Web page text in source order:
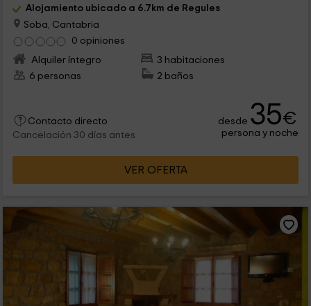
Alojamiento ubicado a 6.7km de Regules
Soba, Cantabria
0 opiniones
Alquiler íntegro
3 habitaciones
6 personas
2 baños
Contacto directo
Cancelación 30 días antes
desde 35€
persona y noche
VER OFERTA